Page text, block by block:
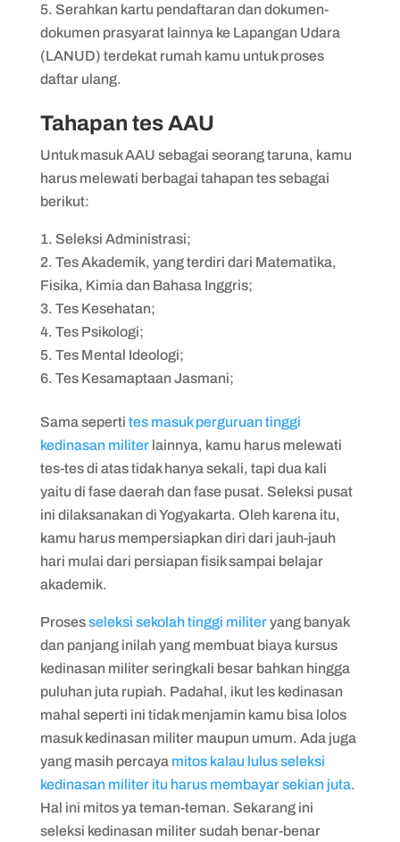
Serahkan kartu pendaftaran dan dokumen-
dokumen prasyarat lainnya ke Lapangan Udara
(LANUD) terdekat rumah kamu untuk proses
daftar ulang.
Tahapan tes AAU
Untuk masuk AAU sebagai seorang taruna, kamu
harus melewati berbagai tahapan tes sebagai
berikut:
Seleksi Administrasi;
Tes Akademik, yang terdiri dari Matematika,
Fisika, Kimia dan Bahasa Inggris;
Tes Kesehatan;
Tes Psikologi;
Tes Mental Ideologi;
Tes Kesamaptaan Jasmani;
Sama seperti tes masuk perguruan tinggi
kedinasan militerlainnya, kamu harus melewati
tes-tes di atas tidak hanya sekali, tapi dua kali
yaitu di fase daerah dan fase pusat. Seleksi pusat
ini dilaksanakan di Yogyakarta. Oleh karena itu,
kamu harus mempersiapkan diri dari jauh-jauh
hari mulai dari persiapan fisik sampai belajar
akademik.
Prosesseleksi sekolah tinggi militeryang banyak
dan panjang inilah yang membuat biaya kursus
kedinasan militer seringkali besar bahkan hingga
puluhan juta rupiah. Padahal, ikut les kedinasan
mahal seperti ini tidak menjamin kamu bisa lolos
masuk kedinasan militer maupun umum. Ada juga
yang masih percaya mitos kalau lulus seleksi
kedinasan militer itu harus membayar sekian juta.
Hal ini mitos ya teman-teman. Sekarang ini
seleksi kedinasan militer sudah benar-benar